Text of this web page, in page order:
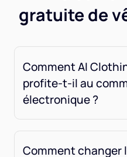
gratuite de
Comment AI
profite-t-il au
électronique ?
Comment changer